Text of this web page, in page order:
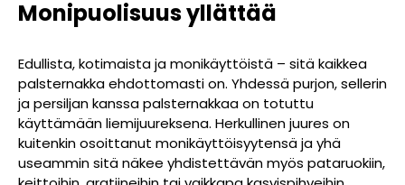
Monipuolisuus yllättää
Edullista, kotimaista ja monikäyttöistä – sitä kaikkea
palsternakka ehdottomasti on. Yhdessä purjon, sellerin
ja persiljan kanssa palsternakkaa on totuttu
käyttämään liemijuureksena. Herkullinen juures on
kuitenkin osoittanut monikäyttöisyytensä ja yhä
useammin sitä näkee yhdistettävän myös pataruokiin,